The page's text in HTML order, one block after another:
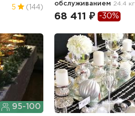
5 (144)
обслуживанием 24.4 кг
68 411 ₽ -30%
95-100